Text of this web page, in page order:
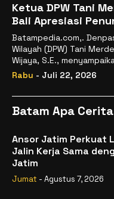
Ketua DPW Tani
Bali Apresiasi
sebagai Kepala
Batampedia.com,.
Wilayah (DPW) Tani
Wijaya, S.E.,
Rabu - Juli 22, 2026
Batam Apa Cerita
Ansor Jatim Perkuat
Jalin Kerja Sama
Jatim
Jumat - Agustus 7, 2026